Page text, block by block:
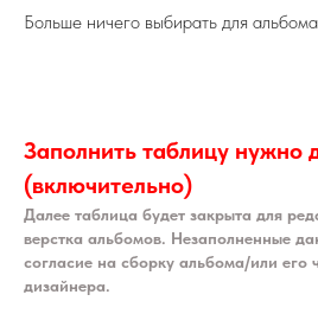
Больше ничего выбирать для
Заполнить таблицу нужно
(включительно)
Далее таблица будет закрыта для
верстка альбомов. Незаполненные
согласие на сборку альбома/или его
дизайнера.